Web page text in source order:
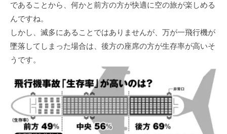
であることから、何かと前方の方が快適に空の旅が楽しめる
んですね。
しかし、滅多にあることではありませんが、万が一飛行機が
墜落してしまった場合は、後方の座席の方が生存率が高いそ
うです。